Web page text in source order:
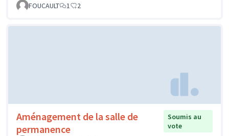
FOUCAULT
1 2
Aménagement de la salle de
permanence
Soumis au
vote